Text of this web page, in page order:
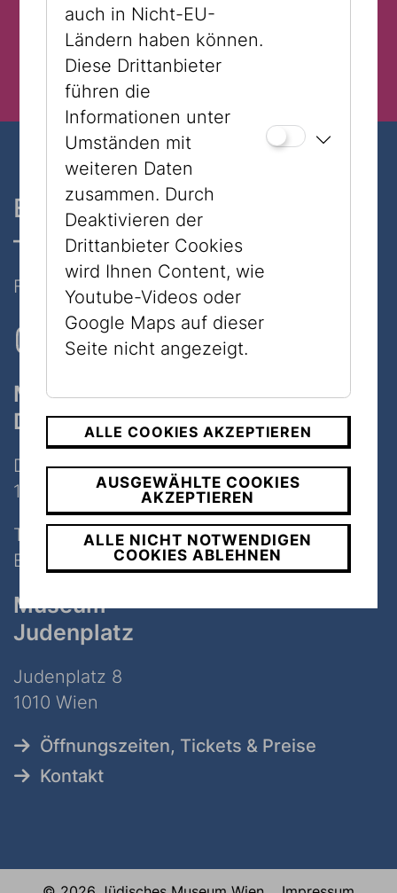
Ein Museum, zwei Standorte
– nur 7 Minuten zu Fuß
Folgen Sie uns auf Social Media
Museum
Dorotheergasse
Dorotheergasse 11
1010 Wien
Tel:
+43 1 535 04 31
E-Mail:
info@jmw.at
Museum
Judenplatz
Judenplatz 8
1010 Wien
Öffnungszeiten, Tickets & Preise
Kontakt
auch in Nicht-EU-
Ländern haben können.
Diese Drittanbieter
führen die
Informationen unter
Umständen mit
weiteren Daten
zusammen. Durch
Deaktivieren der
Drittanbieter Cookies
wird Ihnen Content, wie
Youtube-Videos oder
Google Maps auf dieser
Seite nicht angezeigt.
ALLE COOKIES AKZEPTIEREN
AUSGEWÄHLTE COOKIES
AKZEPTIEREN
ALLE NICHT NOTWENDIGEN
COOKIES ABLEHNEN